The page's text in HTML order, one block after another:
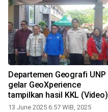
Departemen Geografi UNP
gelar GeoXperience
tampilkan hasil KKL (Video)
13 June 2025 6:57 WIB, 2025